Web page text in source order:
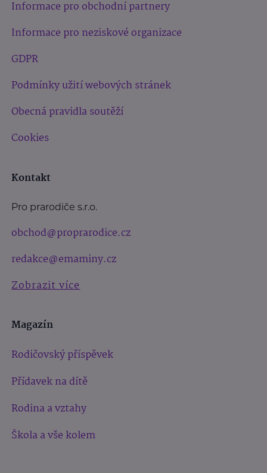
Informace pro obchodní partnery
Informace pro neziskové organizace
GDPR
Podmínky užití webových stránek
Obecná pravidla soutěží
Cookies
Kontakt
Pro prarodiče s.r.o.
obchod@proprarodice.cz
redakce@emaminy.cz
Zobrazit více
Magazín
Rodičovský příspěvek
Přídavek na dítě
Rodina a vztahy
Škola a vše kolem